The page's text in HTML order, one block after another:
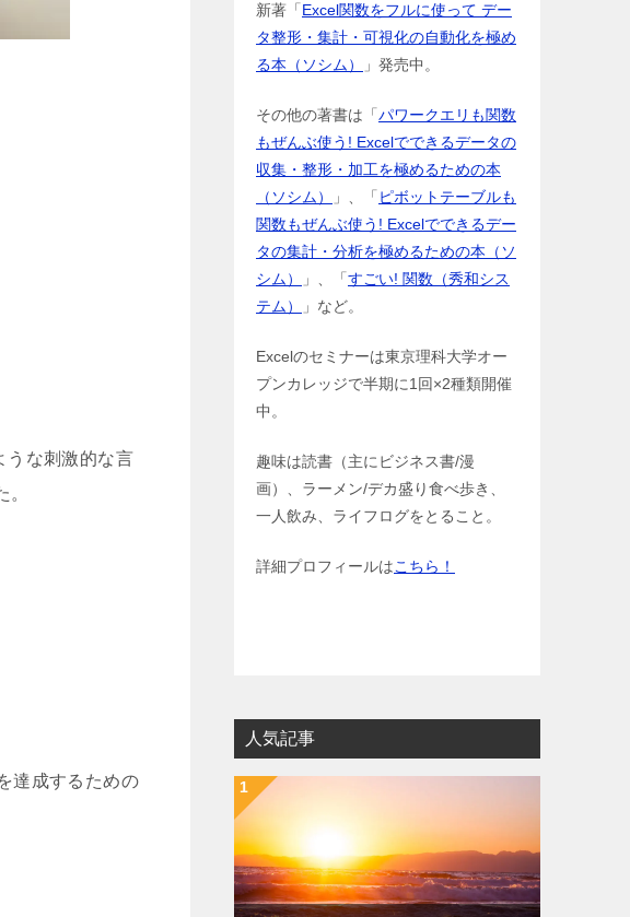
うな刺激的な言
達成するための
新著「 Excel関数をフルに使って デー
タ整形・集計・可視化の自動化を極め
る本（ソシム）
」発売中。
その他の著書は「 パワークエリも関数
もぜんぶ使う! Excelでできるデータの
収集・整形・加工を極めるための本
（ソシム）
」、「 ピボットテーブルも
関数もぜんぶ使う! Excelでできるデー
タの集計・分析を極めるための本（ソ
シム）
」、「 すごい! 関数（秀和シス
テム）
」など。
Excelのセミナーは東京理科大学オー
プンカレッジで半期に1回×2種類開催
中。
趣味は読書（主にビジネス書/漫
画）、ラーメン/デカ盛り食べ歩き、
一人飲み、ライフログをとること。
詳細プロフィールはこちら！
人気記事